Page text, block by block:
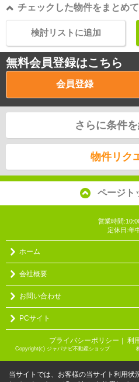
チェックした物件をまとめて
検討リストに追加
無料会員登録はこちら
会員登録
さらに条件
物件リク
ページト
営業時間
定休日:年
ホーム
会社概要
お問い合わせ
PCサイト
プライバシーポリシー ｜ 利
Copyright(c) ジャパナビ不動産ショップ 株式
当サイトでは、お客様の当サイト利用状